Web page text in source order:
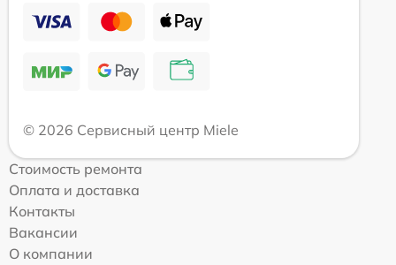
© 2026 Сервисный центр Miele
Стоимость ремонта
Оплата и доставка
Контакты
Вакансии
О компании